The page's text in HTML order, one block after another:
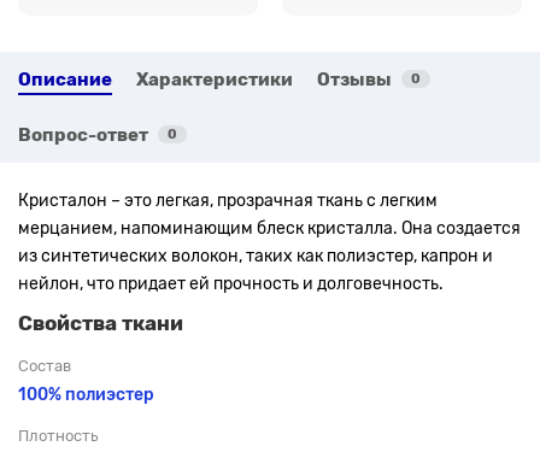
Описание Характеристики Отзывы 0
Вопрос-ответ 0
Кристалон – это легкая, прозрачная ткань с легким
мерцанием, напоминающим блеск кристалла. Она создается
из синтетических волокон, таких как полиэстер, капрон и
нейлон, что придает ей прочность и долговечность.
Свойства ткани
Состав
100% полиэстер
Плотность